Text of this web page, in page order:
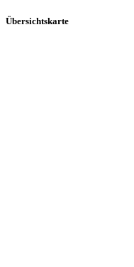
Übersichtskarte